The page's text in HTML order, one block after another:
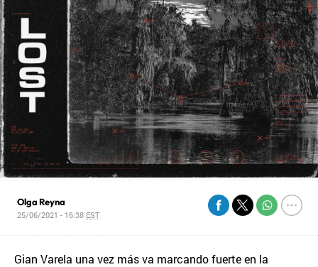
Olga Reyna
25/06/2021 - 16:38 EST
Gian Varela una vez más va marcando fuerte en la